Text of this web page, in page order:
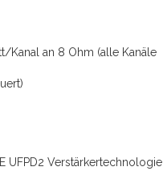
Kanal an 8 Ohm (alle Kanäle
UFPD2 Verstärkertechnologie